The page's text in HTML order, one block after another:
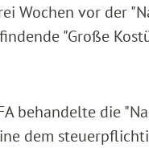
Wochen vor der
"Große
behandelte die
dem